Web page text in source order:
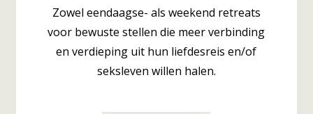
Zowel eendaagse- als weekend retreats
voor bewuste stellen die meer verbinding
en verdieping uit hun liefdesreis en/of
seksleven willen halen.